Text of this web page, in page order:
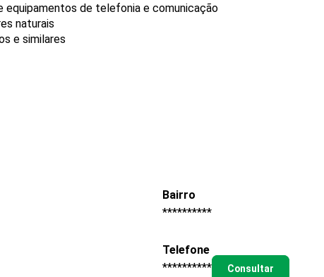
de telefonia e comunicação
naturais
e similares
Bairro
**********
Telefone
**********
Consultar